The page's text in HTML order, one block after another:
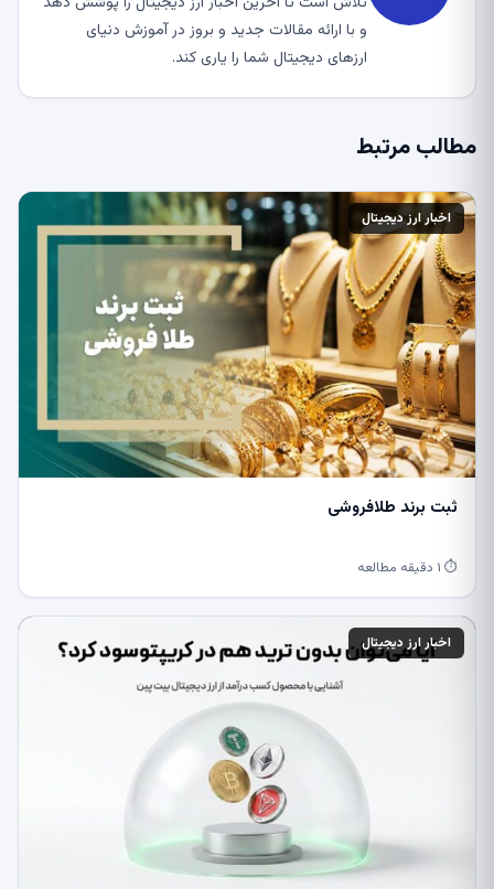
و با ارائه مقالات جدید و بروز در آموزش دنیای
ارزهای دیجیتال شما را یاری کند.
مطالب مرتبط
اخبار ارز دیجیتال
ثبت برند طلافروشی
⏱ ۱ دقیقه مطالعه
اخبار ارز دیجیتال